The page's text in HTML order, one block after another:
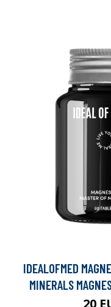
IDEALOFMED
MINERALS